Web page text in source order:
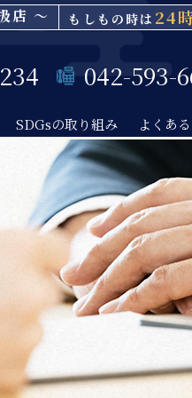
店 ～ もしもの時は 24
042-593-
SDGsの取り組み よくあ